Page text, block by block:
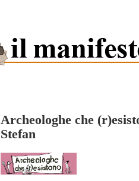
Archeologhe che
Stefan